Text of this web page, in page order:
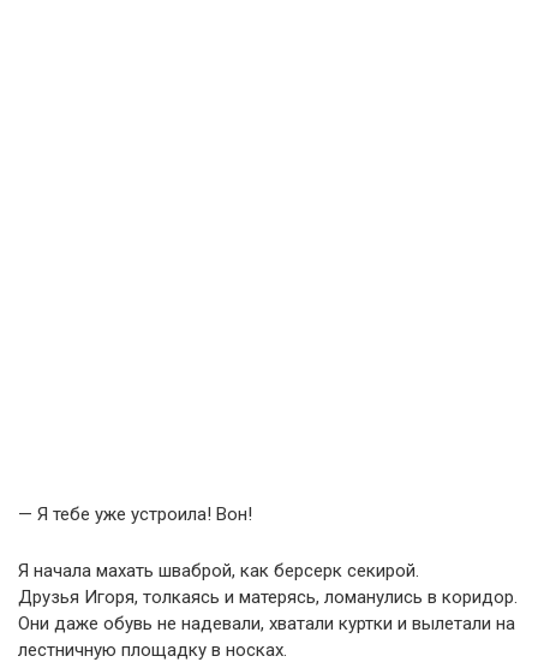
— Я тебе уже устроила! Вон!
Я начала махать шваброй, как берсерк секирой.
Друзья Игоря, толкаясь и матерясь, ломанулись в коридор.
Они даже обувь не надевали, хватали куртки и вылетали на
лестничную площадку в носках.